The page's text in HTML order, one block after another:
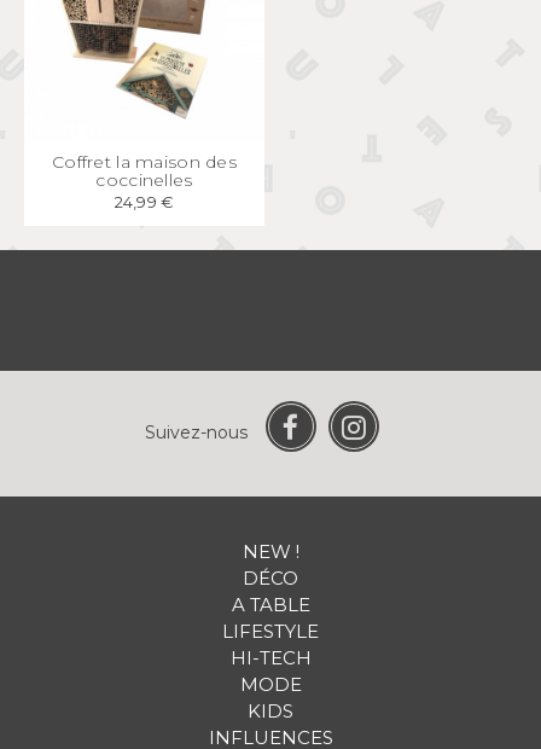
APERÇU RAPIDE
Coffret la maison des
coccinelles
24,99 €
Suivez-nous
NEW !
DÉCO
A TABLE
LIFESTYLE
HI-TECH
MODE
KIDS
INFLUENCES